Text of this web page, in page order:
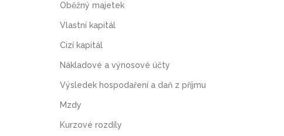
Oběžný majetek
Vlastní kapitál
Cizí kapitál
Nákladové a výnosové účty
Výsledek hospodaření a daň z příjmu
Mzdy
Kurzové rozdíly